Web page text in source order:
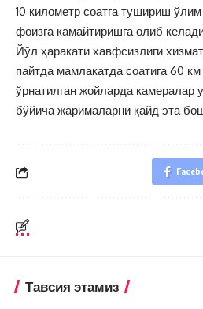
10 километр соатга тушириш
фоизга камайтиришга олиб
Йўл ҳаракати хавфсизлиги
пайтда мамлакатда соатига 60 км
ўрнатилган жойларда камералар
бўйича жарималарни қайд эта
Тавсия этамиз